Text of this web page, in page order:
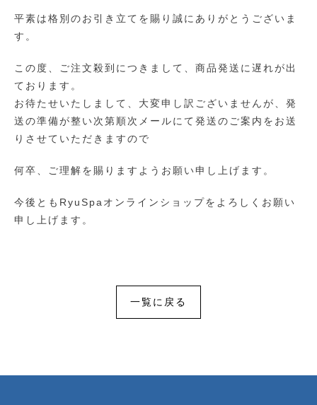
平素は格別のお引き立てを賜り誠にありがとうございま
す。
この度、ご注文殺到につきまして、商品発送に遅れが出
ております。
お待たせいたしまして、大変申し訳ございませんが、発
送の準備が整い次第順次メールにて発送のご案内をお送
りさせていただきますので
何卒、ご理解を賜りますようお願い申し上げます。
今後ともRyuSpaオンラインショップをよろしくお願い
申し上げます。
一覧に戻る